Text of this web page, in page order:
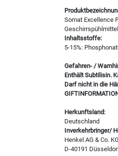
Somat Excellence
Geschirrspühlmittel
Inhaltsstoffe:
5-15%:
Gefahren- /
Enthält Subtilisin.
Darf nicht in die
Herkunftsland:
Deutschland
Inverkehrbringer/
Henkel AG & Co.
D-40191